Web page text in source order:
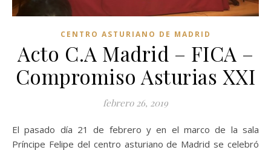
CENTRO ASTURIANO DE MADRID
Acto C.A Madrid – FICA –
Compromiso Asturias XXI
febrero 26, 2019
El pasado día 21 de febrero y en el marco de la sala
Príncipe Felipe del centro asturiano de Madrid se celebró